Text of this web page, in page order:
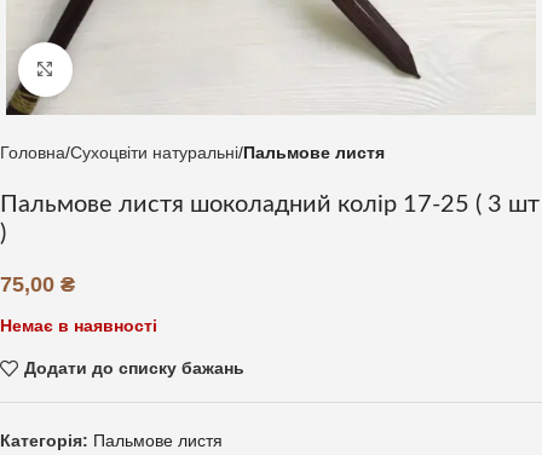
Клацніть, щоб збільшити
Головна Сухоцвіти натуральні Пальмове листя
Пальмове листя шоколадний колір 17-25 ( 3 шт
)
75,00 ₴
Немає в наявності
Додати до списку бажань
Категорія: Пальмове листя